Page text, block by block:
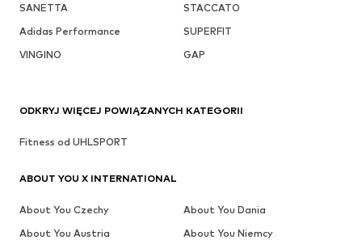
SANETTA
STACCATO
Adidas Performance
SUPERFIT
VINGINO
GAP
ODKRYJ WIĘCEJ POWIĄZANYCH KATEGORII
Fitness od UHLSPORT
ABOUT YOU X INTERNATIONAL
About You Czechy
About You Dania
About You Austria
About You Niemcy